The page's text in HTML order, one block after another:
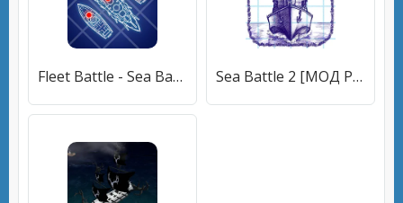
Fleet Battle - Sea Battle [МОД Все открыто] APK Android Sea Battle 2 [МОД Premium] APK Android